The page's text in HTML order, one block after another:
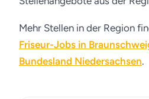
Mehr Stellen in der Region
Friseur-Jobs in
Bundesland Niedersachsen.